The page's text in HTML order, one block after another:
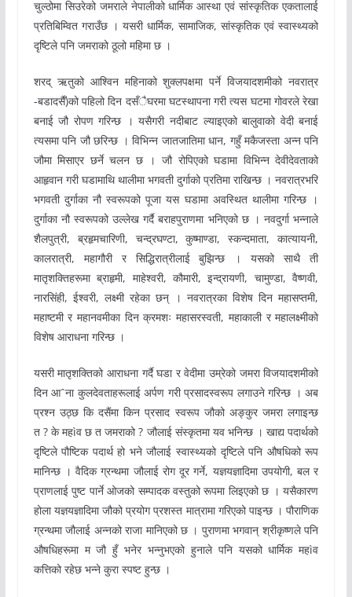
चुल्ठोमा सिउरेको जमराले नेपालीको धार्मिक आस्था एवं सांस्कृतिक एकतालाई
प्रतिबिम्वित गराउँछ । यसरी धार्मिक, सामाजिक, सांस्कृतिक एवं स्वास्थ्यको
दृष्टिले पनि जमराको ठूलो महिमा छ ।
शरद् ऋतुको आश्विन महिनाको शुक्लपक्षमा पर्ने विजयादशमीको नवरात्र
-बडादसैँ)को पहिलो दिन दसँैघरमा घटस्थापना गरी त्यस घटमा गोवरले रेखा
बनाई जौ रोपण गरिन्छ । यसैगरी नदीबाट ल्याइएको बालुवाको वेदी बनाई
त्यसमा पनि जौ छरिन्छ । विभिन्न जातजातिमा धान, गहुँ मकैजस्ता अन्न पनि
जौमा मिसाएर छर्ने चलन छ । जौ रोपिएको घडामा विभिन्न देवीदेवताको
आहृवान गरी घडामाथि थालीमा भगवती दुर्गाको प्रतिमा राखिन्छ । नवरात्रभरि
भगवती दुर्गाका नौ स्वरूपको पूजा यस घडामा अवस्थित थालीमा गरिन्छ ।
दुर्गाका नौ स्वरूपको उल्लेख गर्दै बराहपुराणमा भनिएको छ । नवदुर्गा भन्नाले
शैलपुत्री, ब्रहृमचारिणी, चन्द्रघण्टा, कुष्माण्डा, स्कन्दमाता, कात्यायनी,
कालरात्री, महागौरी र सिद्धिरात्रीलाई बुझिन्छ । यसको साथै ती
मातृशक्तिहरूमा ब्राहृमी, माहेश्वरी, कौमारी, इन्द्रायणी, चामुण्डा, वैष्णवी,
नारसिंही, ईश्वरी, लक्ष्मी रहेका छन् । नवरात्रका विशेष दिन महासप्तमी,
महाष्टमी र महानवमीका दिन क्रमशः महासरस्वती, महाकाली र महालक्ष्मीको
विशेष आराधना गरिन्छ ।
यसरी मातृशक्तिको आराधना गर्दै घडा र वेदीमा उम्रेको जमरा विजयादशमीको
दिन आˆना कुलदेवताहरूलाई अर्पण गरी प्रसादस्वरूप लगाउने गरिन्छ । अब
प्रश्न उठ्छ कि दसैंमा किन प्रसाद स्वरूप जौको अङ्कुर जमरा लगाइन्छ
त ? के महìव छ त जमराको ? जौलाई संस्कृतमा यव भनिन्छ । खाद्य पदार्थको
दृष्टिले पौष्टिक पदार्थ हो भने जौलाई स्वास्थ्यको दृष्टिले पनि औषधिको रूप
मानिन्छ । वैदिक ग्रन्थमा जौलाई रोग दूर गर्ने, यज्ञयज्ञादिमा उपयोगी, बल र
प्राणलाई पुष्ट पार्ने ओजको सम्पादक वस्तुको रूपमा लिइएको छ । यसैकारण
होला यज्ञयज्ञादिमा जौको प्रयोग प्रशस्त मात्रामा गरिएको पाइन्छ । पौराणिक
ग्रन्थमा जौलाई अन्नको राजा मानिएको छ । पुराणमा भगवान् श्रीकृष्णले पनि
औषधिहरूमा म जौ हुँ भनेर भन्नुभएको हुनाले पनि यसको धार्मिक महìव
कत्तिको रहेछ भन्ने कुरा स्पष्ट हुन्छ ।